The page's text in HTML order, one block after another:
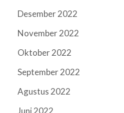
Desember 2022
November 2022
Oktober 2022
September 2022
Agustus 2022
Juni 2022